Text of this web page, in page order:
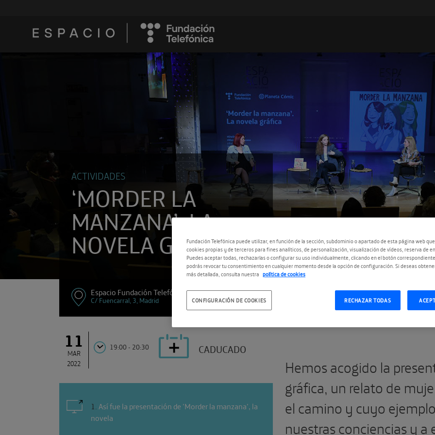
ACTIVIDADES
‘MORDER LA
MANZANA’. LA
NOVELA GRÁFICA
Espacio Fundación Telefónica
C/ Fuencarral, 3, Madrid #DíadelaMujer
11
MAR
2022
19:00 - 20:30 CADUCADO
1.Así fue la presentación de 'Morder la manzana', la
novela
Hemos acogido la
gráfica, un relato de
el camino y cuyo
nuestras conciencias y a
Fundación Telefónica puede utilizar, en función de la sección, subdominio o apartado de esta página web
cookies propias y de terceros para fines analíticos, de personalización, visualización de vídeos, reserva de
Puedes aceptar todas, rechazarlas o configurar su uso individualmente, clicando en el botón
podrás revocar tu consentimiento en cualquier momento desde la opción de configuración. Si deseas
más detallada, consulta nuestra política de cookies
RECHAZAR TODAS
CONFIGURACIÓN DE COOKIES